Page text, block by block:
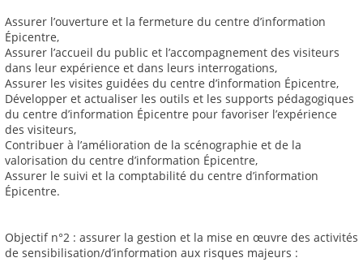
Assurer l’ouverture et la fermeture du centre d’information
Épicentre,
Assurer l’accueil du public et l’accompagnement des visiteurs
dans leur expérience et dans leurs interrogations,
Assurer les visites guidées du centre d’information Épicentre,
Développer et actualiser les outils et les supports pédagogiques
du centre d’information Épicentre pour favoriser l’expérience
des visiteurs,
Contribuer à l’amélioration de la scénographie et de la
valorisation du centre d’information Épicentre,
Assurer le suivi et la comptabilité du centre d’information
Épicentre.
Objectif n°2 : assurer la gestion et la mise en œuvre des activités
de sensibilisation/d’information aux risques majeurs :